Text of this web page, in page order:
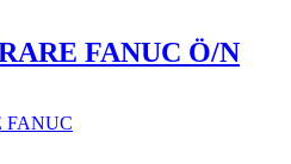
FANUC Ö/N